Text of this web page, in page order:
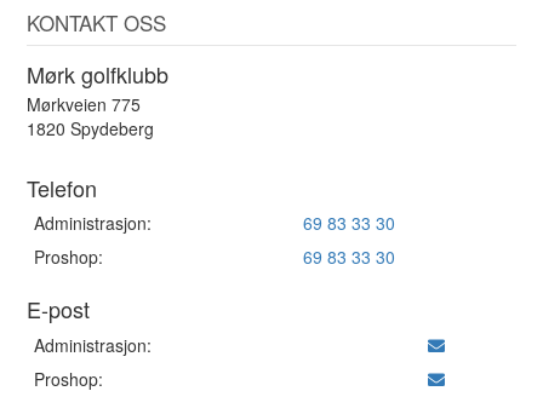
KONTAKT OSS
Mørk golfklubb
Mørkveien 775
1820 Spydeberg
Telefon
Administrasjon:
69 83 33 30
Proshop:
69 83 33 30
E-post
Administrasjon:
Proshop: